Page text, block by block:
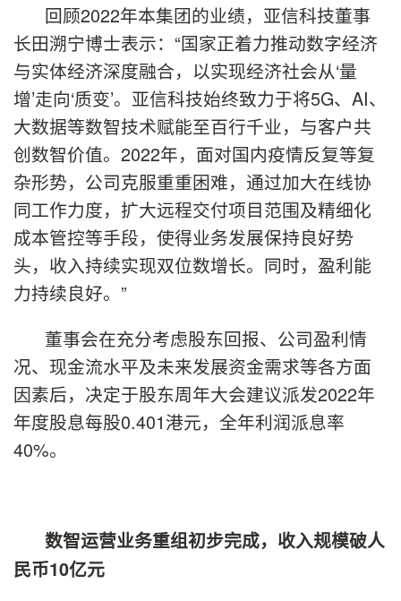
回顾2022年本集团的业绩，亚信科技董事
长田溯宁博士表示：“国家正着力推动数字经济
与实体经济深度融合，以实现经济社会从‘量
增’走向‘质变’。亚信科技始终致力于将5G、AI、
大数据等数智技术赋能至百行千业，与客户共
创数智价值。2022年，面对国内疫情反复等复
杂形势，公司克服重重困难，通过加大在线协
同工作力度，扩大远程交付项目范围及精细化
成本管控等手段，使得业务发展保持良好势
头，收入持续实现双位数增长。同时，盈利能
力持续良好。”
董事会在充分考虑股东回报、公司盈利情
况、现金流水平及未来发展资金需求等各方面
因素后，决定于股东周年大会建议派发2022年
年度股息每股0.401港元，全年利润派息率
40%。
数智运营业务重组初步完成，收入规模破人
民币10亿元